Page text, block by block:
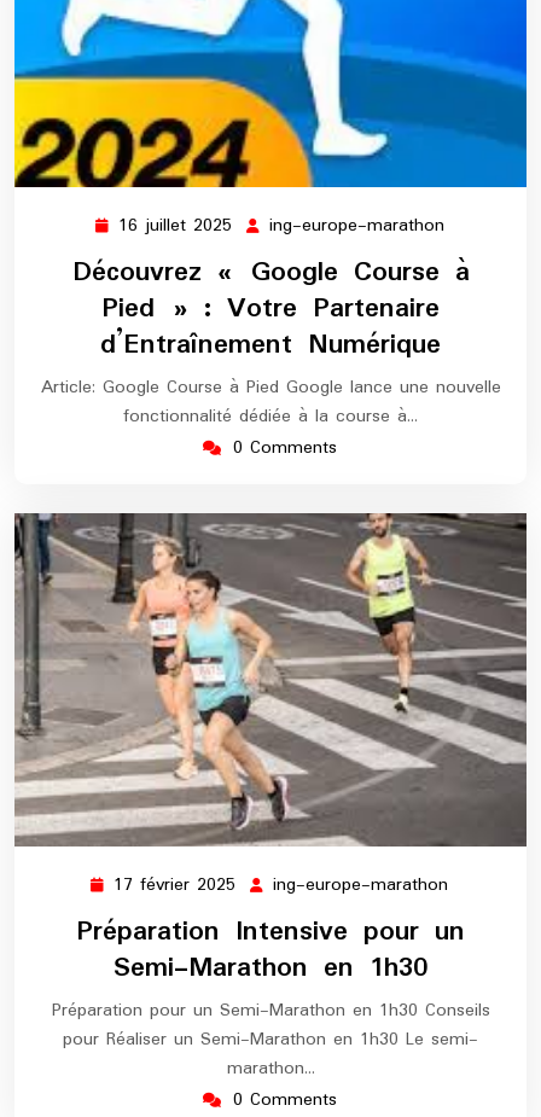
16 juillet 2025 16
juillet
2025
ing-europe-marathon
europe-
marathon
Découvrez « Google Course à
Pied » : Votre Partenaire
d’Entraînement Numérique
Article: Google Course à Pied Google lance une nouvelle
fonctionnalité dédiée à la course à…
0 Comments
17 février 2025 17
février
2025
ing-europe-marathon
marathon
Préparation Intensive pour un
Semi-Marathon en 1h30
Préparation pour un Semi-Marathon en 1h30 Conseils
pour Réaliser un Semi-Marathon en 1h30 Le semi-
marathon…
0 Comments